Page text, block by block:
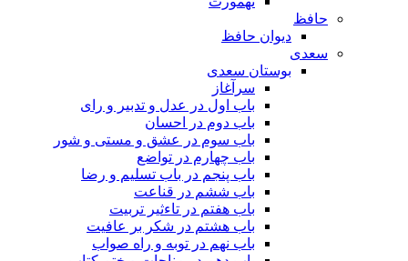
حافظ
دیوان حافظ
سعدی
بوستان سعدی
سرآغاز
باب اول در عدل و تدبیر و رای
باب دوم در احسان
باب سوم در عشق و مستی و شور
باب چهارم در تواضع
باب پنجم در باب تسلیم و رضا
باب ششم در قناعت
باب هفتم در تاءثیر تربیت
باب هشتم در شکر بر عافیت
باب نهم در توبه و راه صواب